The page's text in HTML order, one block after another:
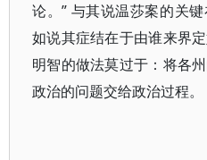
论。” 与其说温莎案的关
如说其症结在于由谁来界
明智的做法莫过于：将各
政治的问题交给政治过程。